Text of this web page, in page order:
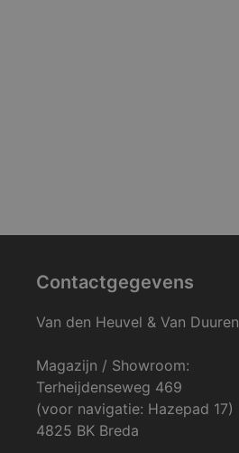
Contactgegevens
Van den Heuvel & Van Duuren
Magazijn / Showroom:
Terheijdenseweg 469
(voor navigatie: Hazepad 17)
4825 BK Breda